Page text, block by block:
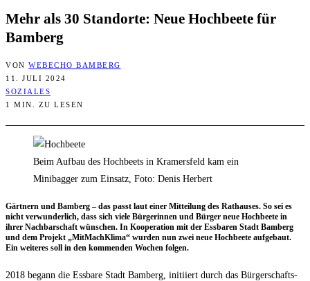
Mehr als 30 Stand­or­te: Neue Hoch­bee­te für
Bamberg
VON WEBECHO BAMBERG
11. JULI 2024
SOZIALES
1 MIN. ZU LESEN
Beim Aufbau des Hochbeets in Kramersfeld kam ein
Minibagger zum Einsatz, Foto: Denis Herbert
Gärt­nern und Bam­berg – das passt laut einer Mit­tei­lung des Rat­hau­ses. So sei es
nicht ver­wun­der­lich, dass sich vie­le Bür­ge­rin­nen und Bür­ger neue Hoch­bee­te in
ihrer Nach­bar­schaft wün­schen. In Koope­ra­ti­on mit der Ess­ba­ren Stadt Bam­berg
und dem Pro­jekt „Mit­Mach­Kli­ma“ wur­den nun zwei neue Hoch­bee­te auf­ge­baut.
Ein wei­te­res soll in den kom­men­den Wochen folgen.
2018 begann die Ess­ba­re Stadt Bam­berg, initi­iert durch das Bür­ger­schafts­